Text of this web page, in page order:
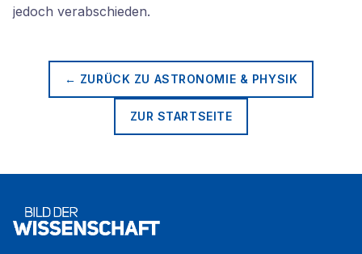
jedoch verabschieden.
← ZURÜCK ZU ASTRONOMIE & PHYSIK
ZUR STARTSEITE